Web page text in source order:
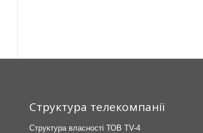
Структура телекомпанії
Структура власності ТОВ TV-4